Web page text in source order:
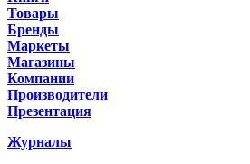
Товары
Бренды
Маркеты
Магазины
Компании
Производители
Презентация
Журналы